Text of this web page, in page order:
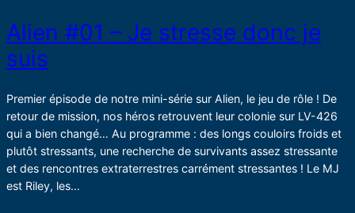
Alien #01 – Je stresse donc je
suis
Premier épisode de notre mini-série sur Alien, le jeu de rôle ! De
retour de mission, nos héros retrouvent leur colonie sur LV-426
qui a bien changé… Au programme : des longs couloirs froids et
plutôt stressants, une recherche de survivants assez stressante
et des rencontres extraterrestres carrément stressantes ! Le MJ
est Riley, les…